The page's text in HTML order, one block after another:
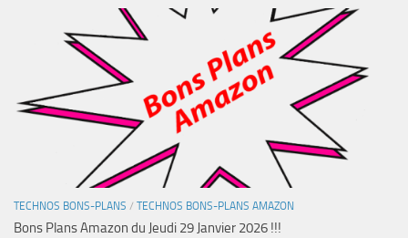
TECHNOS BONS-PLANS / TECHNOS BONS-PLANS AMAZON
Bons Plans Amazon du Jeudi 29 Janvier 2026 !!!